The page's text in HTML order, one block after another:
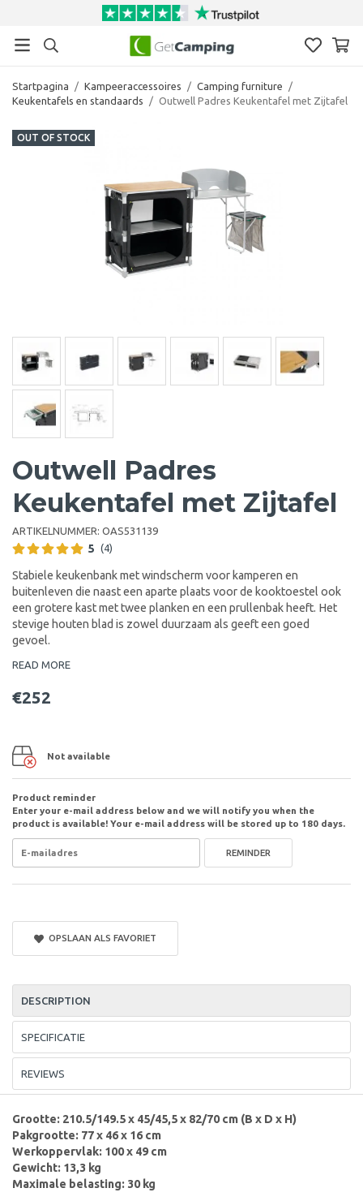
Startpagina / Kampeeraccessoires / Camping furniture
/
Keukentafels en standaards
/ Outwell Padres Keukentafel met Zijtafel
OUT OF STOCK
Outwell Padres
Keukentafel met Zijtafel
ARTIKELNUMMER: OAS531139
5 (4)
Stabiele keukenbank met windscherm voor kamperen en
buitenleven die naast een aparte plaats voor de kooktoestel ook
een grotere kast met twee planken en een prullenbak heeft. Het
stevige houten blad is zowel duurzaam als geeft een goed
gevoel.
READ MORE
€252
Not available
Product reminder
Enter your e-mail address below and we will notify you when the
product is available! Your e-mail address will be stored up to 180 days.
REMINDER
OPSLAAN ALS FAVORIET
DESCRIPTION
SPECIFICATIE
REVIEWS
Grootte: 210.5/149.5 x 45/45,5 x 82/70 cm (B x D x H)
Pakgrootte: 77 x 46 x 16 cm
Werkoppervlak: 100 x 49 cm
Gewicht: 13,3 kg
Maximale belasting: 30 kg